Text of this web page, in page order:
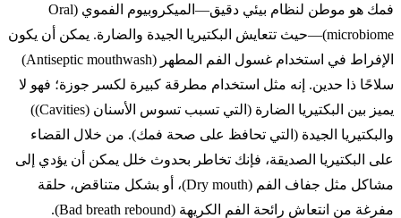
فمك هو موطن لنظام بيئي دقيق—الميكروبيوم الفموي (Oral
microbiome)—حيث تتعايش البكتيريا الجيدة والضارة. يمكن أن يكون
الإفراط في استخدام غسول الفم المطهر (Antiseptic mouthwash)
سلاحًا ذا حدين. إنه مثل استخدام مطرقة كبيرة لكسر جوزة؛ فهو لا
يميز بين البكتيريا الضارة (التي تسبب تسوس الأسنان (Cavities))
والبكتيريا الجيدة (التي تحافظ على صحة فمك). من خلال القضاء
على البكتيريا الصديقة، فإنك تخاطر بحدوث خلل يمكن أن يؤدي إلى
مشاكل مثل جفاف الفم (Dry mouth)، أو بشكل متناقض، حلقة
مفرغة من انتعاش رائحة الفم الكريهة (Bad breath rebound).